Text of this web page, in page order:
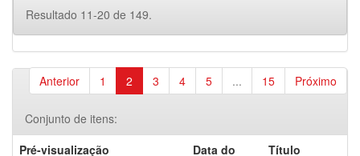
Resultado 11-20 de 149.
Anterior 1 2 3 4 5 ... 15 Próximo
Conjunto de itens:
Pré-visualização
Data do
Título